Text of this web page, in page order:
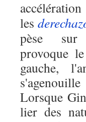
les
pèse
provoque
gauche,
Lorsque
lier des